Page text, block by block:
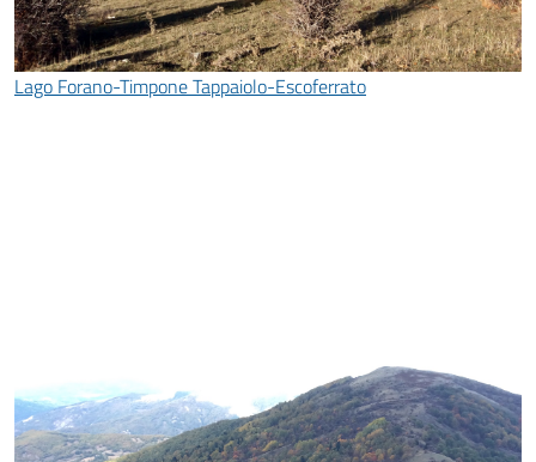
Lago Forano-Timpone Tappaiolo-Escoferrato